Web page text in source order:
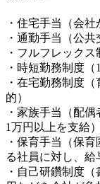
・住宅手当（会
・通勤手当（公
・フルフレック
・時短勤務制度（
・在宅勤務制度
的）
・家族手当（配
1万円以上を支給）
・保育手当（保
る社員に対し、給
・自己研鑽制度